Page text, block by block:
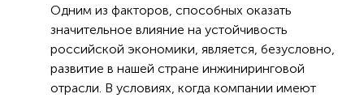
Одним из факторов, способных оказать
значительное влияние на устойчивость
российской экономики, является, безусловно,
развитие в нашей стране инжиниринговой
отрасли. В условиях, когда компании имеют